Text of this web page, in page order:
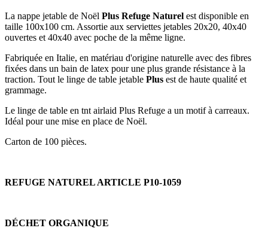
La nappe jetable de Noël Plus Refuge Naturel est disponible en
taille 100x100 cm. Assortie aux serviettes jetables 20x20, 40x40
ouvertes et 40x40 avec poche de la même ligne.
Fabriquée en Italie, en matériau d'origine naturelle avec des fibres
fixées dans un bain de latex pour une plus grande résistance à la
traction. Tout le linge de table jetable Plus est de haute qualité et
grammage.
Le linge de table en tnt airlaid Plus Refuge a un motif à carreaux.
Idéal pour une mise en place de Noël.
Carton de 100 pièces.
REFUGE NATUREL ARTICLE P10-1059
DÉCHET ORGANIQUE